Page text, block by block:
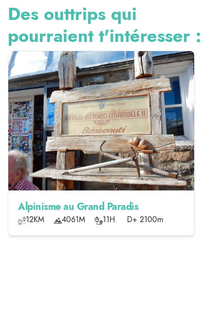
Des outtrips qui
pourraient t'intéresser :
Alpinisme au Grand Paradis
12KM 4061M 11H D+ 2100m